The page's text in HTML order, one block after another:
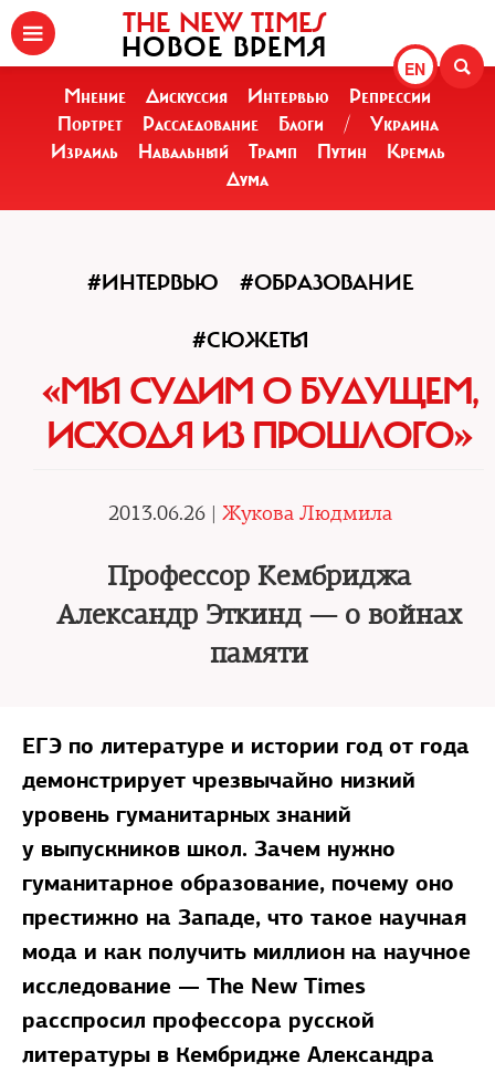
EN
THE NEW TIMES
НОВОЕ ВРЕМЯ
Мнение Дискуссия Интервью
Репрессии
Портрет
Расследование Блоги /
Украина
Израиль
Навальный Трамп Путин
Кремль
Дума
#ИНТЕРВЬЮ #ОБРАЗОВАНИЕ
#СЮЖЕТЫ
«МЫ СУДИМ О БУДУЩЕМ,
ИСХОДЯ ИЗ ПРОШЛОГО»
2013.06.26 | Жукова Людмила
Профессор Кембриджа
Александр Эткинд — о войнах
памяти
ЕГЭ по литературе и истории год от года
демонстрирует чрезвычайно низкий
уровень гуманитарных знаний
у выпускников школ. Зачем нужно
гуманитарное образование, почему оно
престижно на Западе, что такое научная
мода и как получить миллион на научное
исследование — The New Times
расспросил профессора русской
литературы в Кембридже Александра